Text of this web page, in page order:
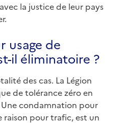
la justice de leur pays
usage de
il éliminatoire ?
des cas. La Légion
de tolérance zéro en
condamnation pour
raison pour trafic, est un